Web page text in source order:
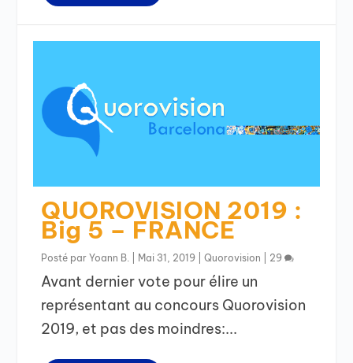
QUOROVISION 2019 :
Big 5 – FRANCE
Posté parYoann B. Mai 31, 2019 |Quorovision 29
Avant dernier vote pour élire un
représentant au concours Quorovision
2019, et pas des moindres:...